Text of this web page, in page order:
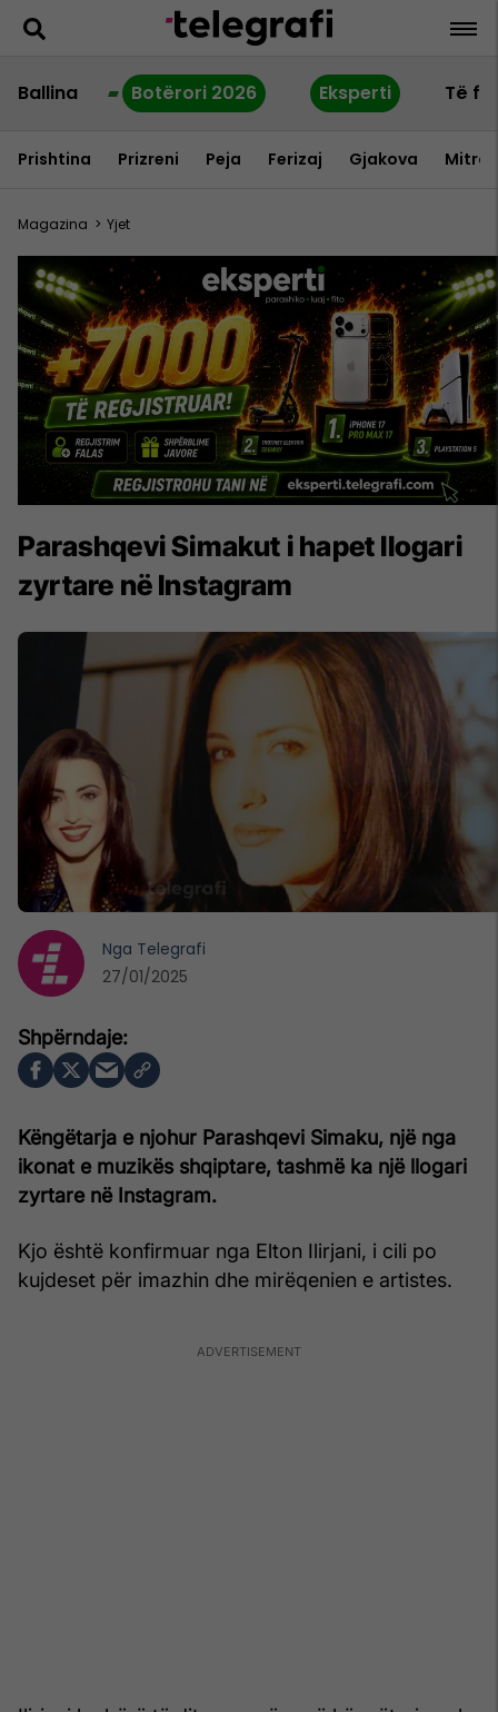
Ballina Botërori 2026 Eksperti Të
Prishtina Prizreni Peja Ferizaj Gjakova
Magazina > Yjet
Parashqevi Simakut i hapet llogari
zyrtare në Instagram
Këngëtarja e njohur Parashqevi Simaku, një nga
ikonat e muzikës shqiptare, tashmë ka një llogari
zyrtare në Instagram.
Kjo është konfirmuar nga Elton Ilirjani, i cili po
kujdeset për imazhin dhe mirëqenien e artistes.
Nga Telegrafi
27/01/2025